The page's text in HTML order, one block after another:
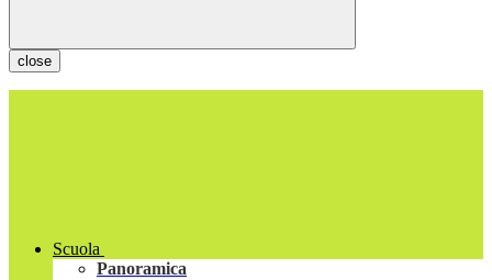
close
Scuola
Panoramica